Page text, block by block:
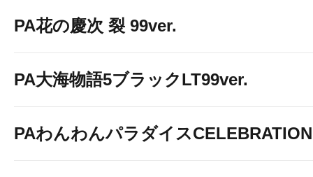
PA花の慶次 裂 99ver.
PA大海物語5ブラックLT99ver.
PAわんわんパラダイスCELEBRATION